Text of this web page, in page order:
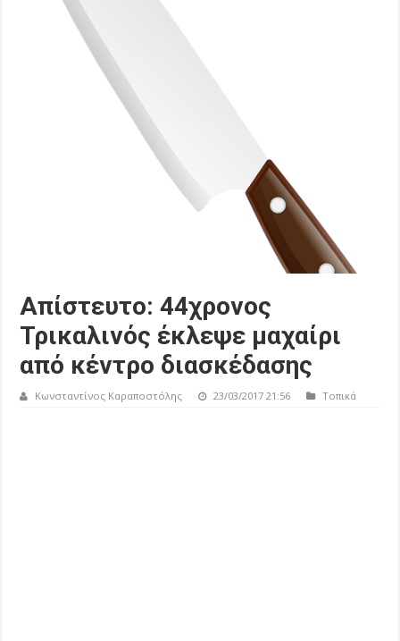
Απίστευτο: 44χρονος
Τρικαλινός έκλεψε μαχαίρι
από κέντρο διασκέδασης
Κωνσταντίνος Καραποστόλης 23/03/2017 21:56 Τοπικά